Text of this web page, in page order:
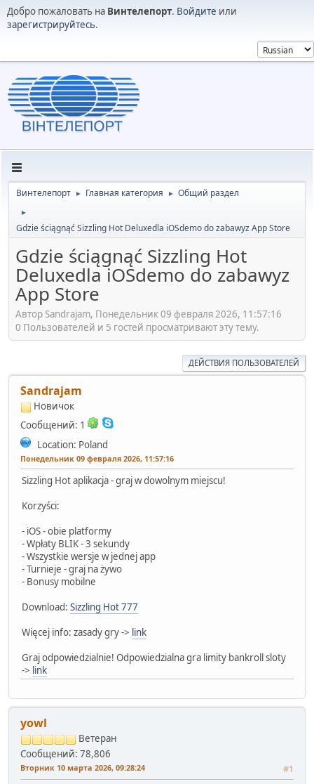
Добро пожаловать на Винтелепорт. Войдите или
зарегистрируйтесь.
Винтелепорт ► Главная категория ► Общий раздел
►
Gdzie ściągnąć Sizzling Hot Deluxedla iOSdemo do zabawyz App Store
Gdzie ściągnąć Sizzling Hot
Deluxedla iOSdemo do zabawyz
App Store
Автор Sandrajam, Понедельник 09 февраля 2026, 11:57:16
0 Пользователей и 5 гостей просматривают эту тему.
ДЕЙСТВИЯ ПОЛЬЗОВАТЕЛЕЙ
Sandrajam
Новичок
Сообщений: 1
Location: Poland
Понедельник 09 февраля 2026, 11:57:16
Sizzling Hot aplikacja - graj w dowolnym miejscu!
Korzyści:
- iOS - obie platformy
- Wpłaty BLIK - 3 sekundy
- Wszystkie wersje w jednej app
- Turnieje - graj na żywo
- Bonusy mobilne
Download: Sizzling Hot 777
Więcej info: zasady gry -> link
Graj odpowiedzialnie! Odpowiedzialna gra limity bankroll sloty
-> link
yowl
Ветеран
Сообщений: 78,806
Вторник 10 марта 2026, 09:28:24 #1